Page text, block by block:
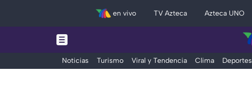
en vivo TV Azteca Azteca UNO
Noticias Turismo Viral y Tendencia Clima Deportes